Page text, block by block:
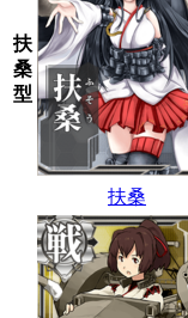
扶
桑
型
扶桑